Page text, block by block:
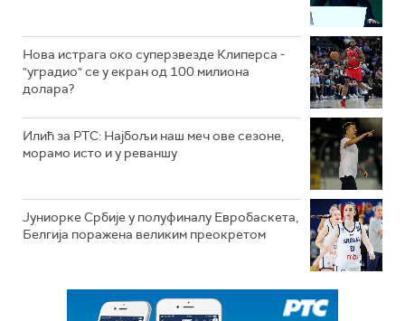
Нова истрага око суперзвезде Клиперса -
"уградио" се у екран од 100 милиона
долара?
Илић за РТС: Најбољи наш меч ове сезоне,
морамо исто и у реваншу
Јуниорке Србије у полуфиналу Евробаскета,
Белгија поражена великим преокретом